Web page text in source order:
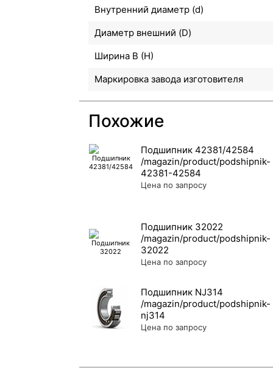
Внутренний диаметр (d)
Диаметр внешний (D)
Ширина B (H)
Маркировка завода изготовителя
Похожие
Подшипник 42381/42584
Цена по запросу
Подшипник 32022
Цена по запросу
Подшипник NJ314
Цена по запросу